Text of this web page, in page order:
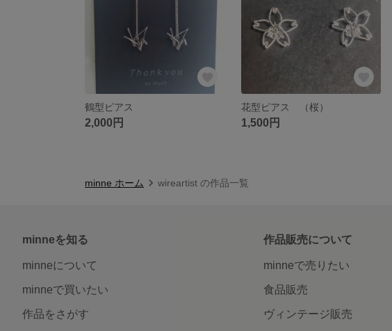
鶴型ピアス
2,000円
花型ピアス （桜）
1,500円
minne ホーム wireartist の作品一覧
minneを知る
minneについて
minneで買いたい
作品をさがす
作品販売について
minneで売りたい
食品販売
ヴィンテージ販売